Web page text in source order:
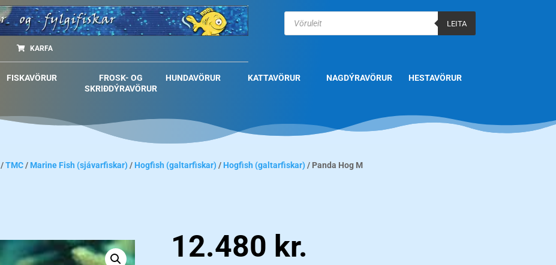
KARFA
Products
search
LEITA
FISKAVÖRUR
FROSK- OG
SKRIÐDÝRAVÖRUR
HUNDAVÖRUR KATTAVÖRUR NAGDÝRAVÖRUR HESTAVÖRUR
/TMC/ Marine Fish (sjávarfiskar) / Hogfish (galtarfiskar) / Hogfish (galtarfiskar) / Panda Hog M
12.480 kr.